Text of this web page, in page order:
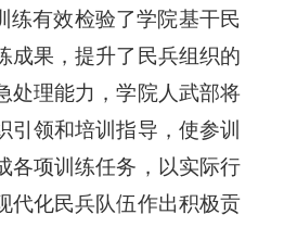
练有效检验了学院基干民
成果，提升了民兵组织的
处理能力，学院人武部将
引领和培训指导，使参训
各项训练任务，以实际行
代化民兵队伍作出积极贡